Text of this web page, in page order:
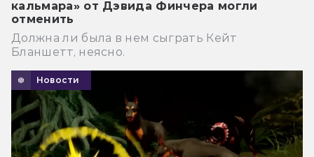
кальмара» от Дэвида Финчера могли
отменить
Должна ли была в нем сыграть Кейт
Бланшетт, неясно.
Новости